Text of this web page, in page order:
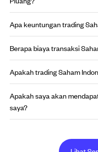
Apa keuntungan trading
Berapa biaya transaksi
Apakah trading Saham
Apakah saya akan
saya?